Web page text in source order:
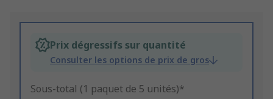
Prix dégressifs sur quantité
Consulter les options de prix de gros
Sous-total (1 paquet de 5 unités)*